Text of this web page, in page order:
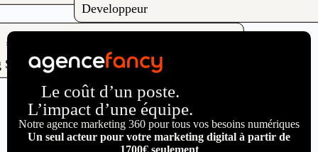
Developpeur
≈ 4 500 €
Le coût d’un poste.
L’impact d’une équipe.
Notre agence marketing 360 pour tous vos besoins numériques
Un seul acteur pour votre marketing digital à partir de
1700€ seulement